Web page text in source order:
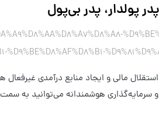
پولدار، پدر بی‌پول
مالی و ایجاد منابع درآمدی
هوشمندانه می‌توانید به سمت